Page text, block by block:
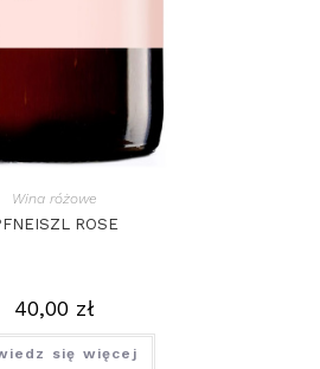
Wina różowe
ROSE
40,00 zł
się więcej